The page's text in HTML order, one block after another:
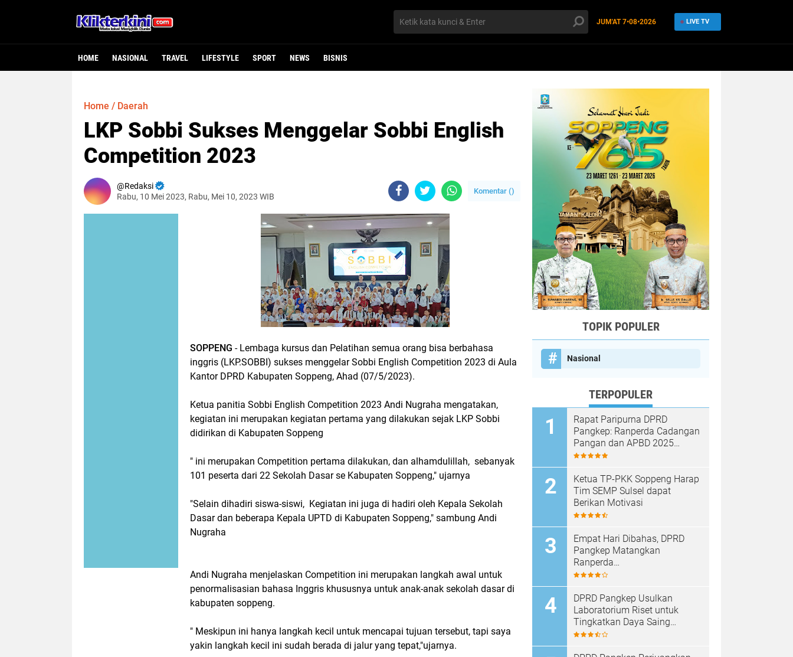
JUM'AT7•08•2026 LIVE TV
HOME NASIONAL TRAVEL LIFESTYLE SPORT NEWS BISNIS
Home / Daerah
LKP Sobbi Sukses Menggelar Sobbi English
Competition 2023
Redaksi
Rabu, 10 Mei 2023, Rabu, Mei 10, 2023 WIB
Komentar ()
SOPPENG - Lembaga kursus dan Pelatihan semua orang bisa berbahasa
inggris (LKP.SOBBI) sukses menggelar Sobbi English Competition 2023 di Aula
Kantor DPRD Kabupaten Soppeng, Ahad (07/5/2023).
Ketua panitia Sobbi English Competition 2023 Andi Nugraha mengatakan,
kegiatan ini merupakan kegiatan pertama yang dilakukan sejak LKP Sobbi
didirikan di Kabupaten Soppeng
" ini merupakan Competition pertama dilakukan, dan alhamdulillah, sebanyak
101 peserta dari 22 Sekolah Dasar se Kabupaten Soppeng," ujarnya
"Selain dihadiri siswa-siswi, Kegiatan ini juga di hadiri oleh Kepala Sekolah
Dasar dan beberapa Kepala UPTD di Kabupaten Soppeng," sambung Andi
Nugraha
Andi Nugraha menjelaskan Competition ini merupakan langkah awal untuk
penormalisasian bahasa Inggris khususnya untuk anak-anak sekolah dasar di
kabupaten soppeng.
" Meskipun ini hanya langkah kecil untuk mencapai tujuan tersebut, tapi saya
yakin langkah kecil ini sudah berada di jalur yang tepat,"ujarnya.
TOPIK POPULER
Nasional
TERPOPULER
Rapat Paripurna DPRD
Pangkep: Ranperda Cadangan
Pangan dan APBD 2025
Disetujui dengan Sejumlah
Ketua TP-PKK Soppeng Harap
Tim SEMP Sulsel dapat
Berikan Motivasi
Empat Hari Dibahas, DPRD
Pangkep Matangkan
Ranperda
Pertanggungjawaban APBD
DPRD Pangkep Usulkan
Laboratorium Riset untuk
Tingkatkan Daya Saing
Produk Unggulan